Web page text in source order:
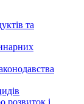
та
розвиток і